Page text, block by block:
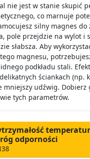
nie jest w stanie skupić
co marnuje
silny magnes do
pole przejdzie na wylot i
słabsza. Aby
magnesu,
podkładu stali.
ściankach (np.
mniejszy udźwig. Dobierz
tych parametrów.
odporności